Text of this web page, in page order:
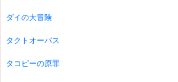
ダイの大冒険
タクトオーパス
タコピーの原罪